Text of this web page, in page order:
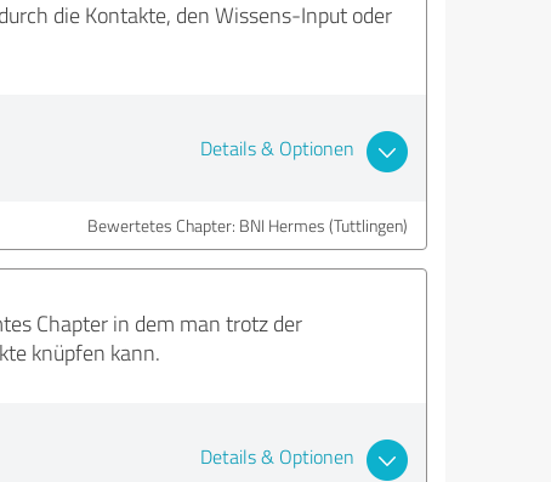
die Kontakte, den Wissens-Input oder
Details & Optionen
Bewertetes Chapter: BNI Hermes (Tuttlingen)
Chapter in dem man trotz der
knüpfen kann.
Details & Optionen